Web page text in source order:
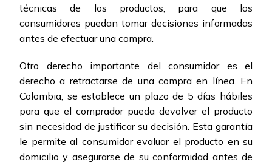
técnicas de los productos, para que los
consumidores puedan tomar decisiones informadas
antes de efectuar una compra.
Otro derecho importante del consumidor es el
derecho a retractarse de una compra en línea. En
Colombia, se establece un plazo de 5 días hábiles
para que el comprador pueda devolver el producto
sin necesidad de justificar su decisión. Esta garantía
le permite al consumidor evaluar el producto en su
domicilio y asegurarse de su conformidad antes de